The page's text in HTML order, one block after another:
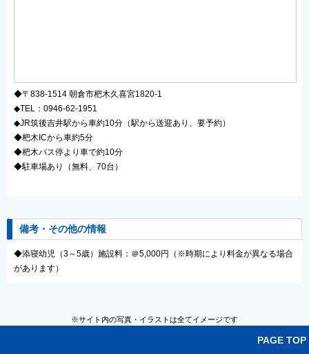
◆〒838-1514 朝倉市杷木久喜宮1820-1
◆TEL：0946-62-1951
◆JR筑後吉井駅から車約10分（駅から送迎あり、要予約）
◆杷木ICから車約5分
◆杷木バス停より車で約10分
◆駐車場あり（無料、70台）
備考・その他の情報
◆添寝幼児（3～5歳）施設料：＠5,000円（※時期により料金が異なる場合
があります）
PAGE TOP
※サイト内の写真・イラストは全てイメージです